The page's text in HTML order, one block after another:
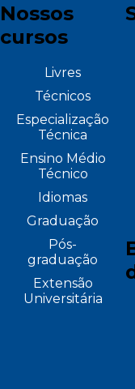
Nossos
cursos
Livres
Técnicos
Especialização
Técnica
Ensino Médio
Técnico
Idiomas
Graduação
Pós-
graduação
Extensão
Universitária